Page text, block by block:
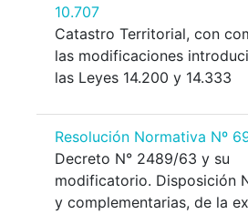
10.707
Catastro Territorial, con
las modificaciones
las Leyes 14.200 y 14.333
Resolución Normativa Nº
Decreto N° 2489/63 y su
modificatorio. Disposición
y complementarias, de la